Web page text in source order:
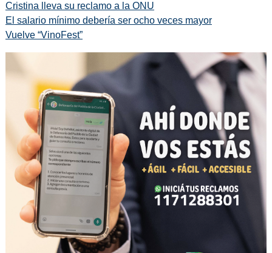
Cristina lleva su reclamo a la ONU
El salario mínimo debería ser ocho veces mayor
Vuelve “VinoFest”